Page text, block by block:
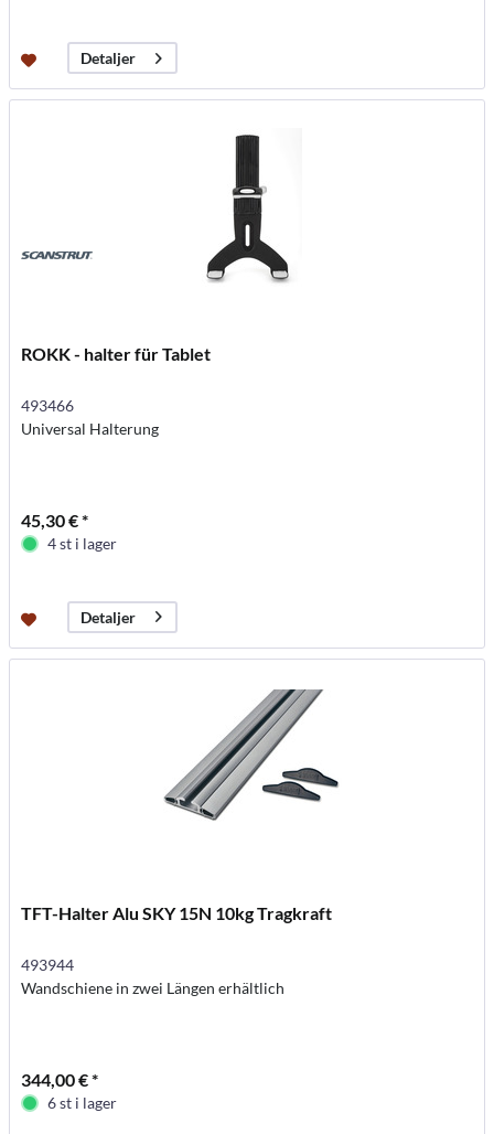
Detaljer
ROKK - halter für Tablet
493466
Universal Halterung
45,30 € *
4 st i lager
Detaljer
TFT-Halter Alu SKY 15N 10kg Tragkraft
493944
Wandschiene in zwei Längen erhältlich
344,00 € *
6 st i lager